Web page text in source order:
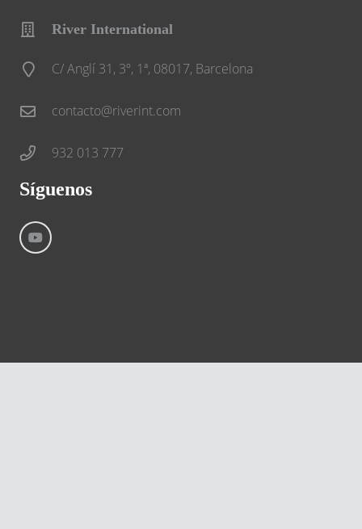
River International
C/ Anglí 31, 3º, 1ª, 08017, Barcelona
contacto@riverint.com
932 013 777
Síguenos